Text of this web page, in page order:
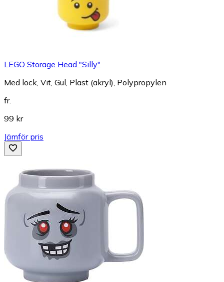
LEGO Storage Head "Silly"
Med lock, Vit, Gul, Plast (akryl), Polypropylen
fr.
99 kr
Jämför pris